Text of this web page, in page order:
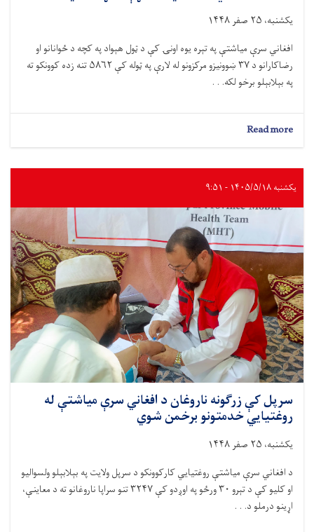
یکشنبه، ۲۵ صفر ۱۴۴۸
افغاني سرې میاشتې په تېره يوه اونۍ کې د ټول هېواد په کچه د ځوانانو او
رضاکارانو د ۳٧ ښوونیزو مرکزونو له لارې په ټوله کې ۵۸۶۲ تنه زده کوونکو ته
په بېلابېلو برخو لکه. . .
Read more
د
سرې
میاشتې
ښوونیزو
مرکزونو
کې
زرګونو
ځوانانو
ته
ديني
عصري
زده
کړې
ورکړل
شوي
یکشنبه ۱۴۰۵/۵/۱۸ - ۹:۵۱
سرپل کې زرګونه ناروغان د افغاني سرې مياشتې له
روغتيايي خدمتونو برخمن شوي
یکشنبه، ۲۵ صفر ۱۴۴۸
د افغاني سرې میاشتې روغتیايي کارکوونکو د سرپل ولایت په بېلابېلو ولسوالیو
او کلیو کې د تېرو ۳۰ ورځو په اوږدو کې ۳۲۴۷ تنو سراپا ناروغانو ته د معاینې،
اړینو درملو د. . .